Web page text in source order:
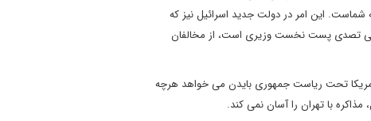
شماست. این امر در دولت جدید اسرائیل نیز که
پی تصدی پست نخست وزیری است، از مخالفان
امریکا تحت ریاست جمهوری بایدن می خواهد هرچه
با تهران را آسان نمی کند.